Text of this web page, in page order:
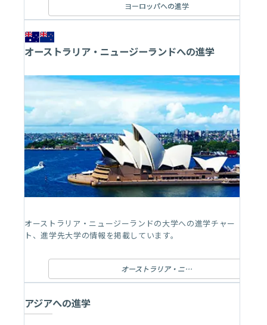
ヨーロッパへの進学
オーストラリア・ニュージーランドへの進学
オーストラリア・ニュージーランドの大学への進学チャー
ト、進学先大学の情報を掲載しています。
オーストラリア・ニュージーランドへの進学
アジアへの進学